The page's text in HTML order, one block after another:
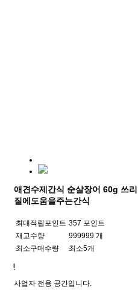
애견수제간식 순살장어 60g 쓰
질에도움을주는간식
최대적립포인트 357 포인트
재고수량
999999 개
최소구매수량
최소5개
사업자 전용 공간입니다.